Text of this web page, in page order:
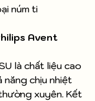
núm ti
Avent
là chất liệu cao
chịu nhiệt
xuyên. Kết